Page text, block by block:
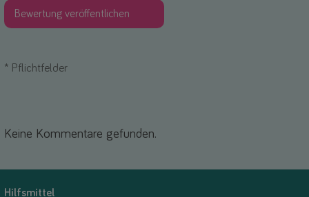
* Pflichtfelder
Keine Kommentare gefunden.
Hilfsmittel